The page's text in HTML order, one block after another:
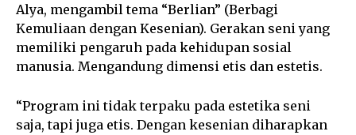
Alya, mengambil tema “Berlian” (Berbagi
Kemuliaan dengan Kesenian). Gerakan seni yang
memiliki pengaruh pada kehidupan sosial
manusia. Mengandung dimensi etis dan estetis.
“Program ini tidak terpaku pada estetika seni
saja, tapi juga etis. Dengan kesenian diharapkan